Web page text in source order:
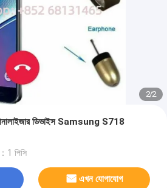
2/2
ডিভাইস Samsung S718
1 পিসি
এখন যোগাযোগ